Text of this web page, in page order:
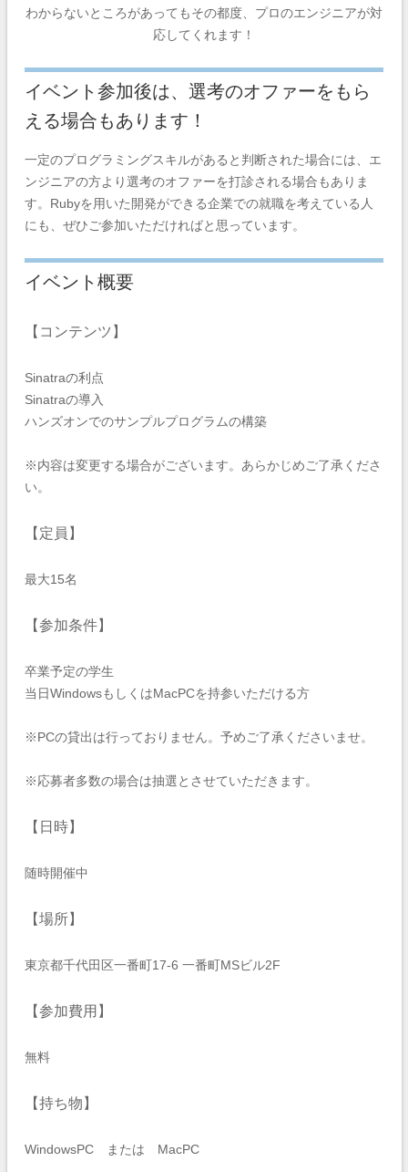
わからないところがあってもその都度、プロのエンジニアが対
応してくれます！
イベント参加後は、選考のオファーをもら
える場合もあります！
一定のプログラミングスキルがあると判断された場合には、エ
ンジニアの方より選考のオファーを打診される場合もありま
す。Rubyを用いた開発ができる企業での就職を考えている人
にも、ぜひご参加いただければと思っています。
イベント概要
【コンテンツ】
Sinatraの利点
Sinatraの導入
ハンズオンでのサンプルプログラムの構築
※内容は変更する場合がございます。あらかじめご了承くださ
い。
【定員】
最大15名
【参加条件】
卒業予定の学生
当日WindowsもしくはMacPCを持参いただける方
※PCの貸出は行っておりません。予めご了承くださいませ。
※応募者多数の場合は抽選とさせていただきます。
【日時】
随時開催中
【場所】
東京都千代田区一番町17-6 一番町MSビル2F
【参加費用】
無料
【持ち物】
WindowsPC または MacPC